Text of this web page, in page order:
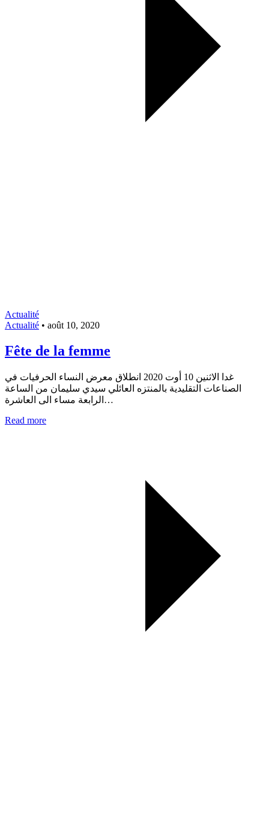
Actualité
Actualité • août 10, 2020
Fête de la femme
غدا الاثنين 10 أوت 2020 انطلاق معرض النساء الحرفيات في
الصناعات التقليدية بالمنتزه العائلي سيدي سليمان من الساعة
الرابعة مساء الى العاشرة…
Read more